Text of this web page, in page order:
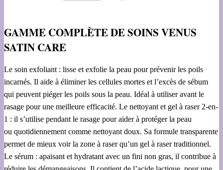
GAMME COMPLÈTE DE SOINS VENUS
SATIN CARE
Le soin exfoliant : lisse et exfolie la peau pour prévenir les poils
incarnés. Il aide à éliminer les cellules mortes et l’excès de sébum
qui peuvent piéger les poils sous la peau. Idéal à utiliser avant le
rasage pour une meilleure efficacité. Le nettoyant et gel à raser 2-en-
1 : il s’utilise pendant le rasage pour aider à protéger la peau
ou quotidiennement comme nettoyant doux. Sa formule transparente
permet de mieux voir la zone à raser qu’un gel à raser traditionnel.
Le sérum : apaisant et hydratant avec un fini non gras, il contribue à